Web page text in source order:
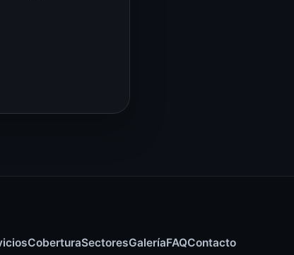
CoberturaSectoresGaleríaFAQContacto